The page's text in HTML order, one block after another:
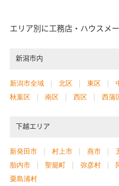
エリア別に工務店・ハウスメ
新潟市内
新潟市全域 北区 東区
秋葉区
南区 西区 西蒲
下越エリア
新発田市 村上市 燕市
胎内市
聖籠町 弥彦村
粟島浦村